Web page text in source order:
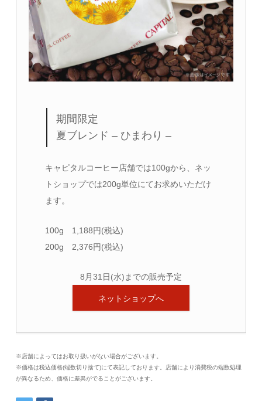
期間限定
夏ブレンド – ひまわり –
キャピタルコーヒー店舗では100gから、 ネッ
トショップでは200g単位にてお求めいただけ
ます。
100g 1,188円(税込)
200g 2,376円(税込)
8月31日(水)までの販売予定
ネットショップへ
※店舗によってはお取り扱いがない場合がございます。
※価格は税込価格(端数切り捨て)にて表記しております。店舗により消費税の端数処理
が異なるため、価格に差異がでることがございます。